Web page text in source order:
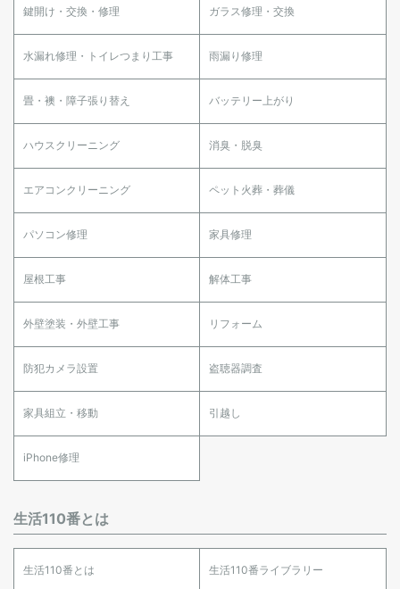
鍵開け・交換・修理 ガラス修理・交換
水漏れ修理・トイレつまり工事 雨漏り修理
畳・襖・障子張り替え バッテリー上がり
ハウスクリーニング 消臭・脱臭
エアコンクリーニング ペット火葬・葬儀
パソコン修理 家具修理
屋根工事 解体工事
外壁塗装・外壁工事 リフォーム
防犯カメラ設置 盗聴器調査
家具組立・移動 引越し
iPhone修理
生活110番とは
生活110番とは 生活110番ライブラリー